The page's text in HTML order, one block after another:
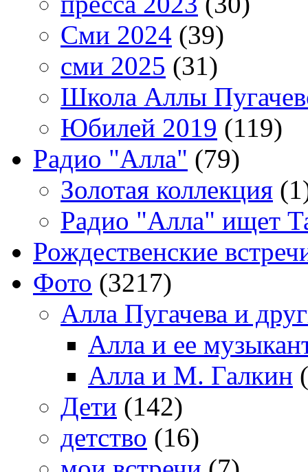
Сми 2024 (39)
сми 2025 (31)
Школа Аллы
Юбилей 2019 (119)
Радио "Алла" (79)
Золотая коллекция
Радио "Алла" ищет
Рождественские
Фото (3217)
Алла Пугачева и
Алла и ее
Алла и М. Галкин
Дети (142)
детство (16)